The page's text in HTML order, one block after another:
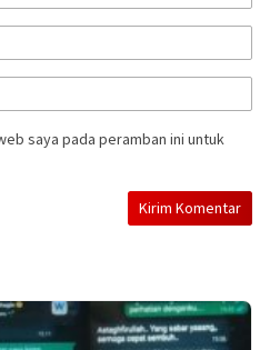
saya pada peramban ini untuk